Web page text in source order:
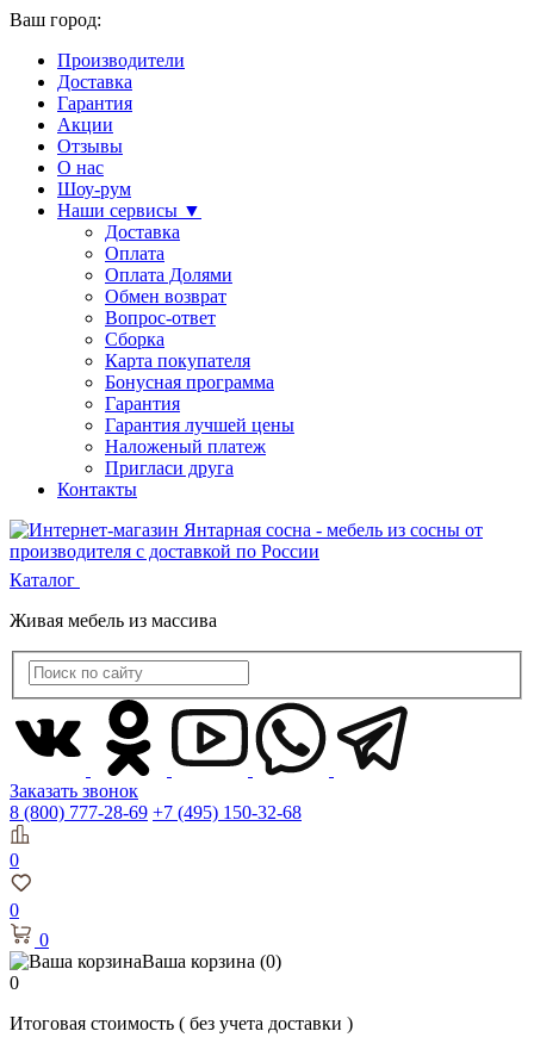
Ваш город:
Производители
Доставка
Гарантия
Акции
Отзывы
О нас
Шоу-рум
Наши сервисы ▼
Доставка
Оплата
Оплата Долями
Обмен возврат
Вопрос-ответ
Сборка
Карта покупателя
Бонусная программа
Гарантия
Гарантия лучшей цены
Наложеный платеж
Пригласи друга
Контакты
Каталог
Живая мебель из массива
Заказать звонок
8 (800) 777-28-69 +7 (495) 150-32-68
0
0
0
Ваша корзина (0)
0
Итоговая стоимость ( без учета доставки )